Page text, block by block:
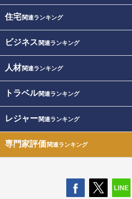
住宅関連ランキング
ビジネス 関連ランキング
人材関連ランキング
トラベル関連ランキング
レジャー関連ランキング
専門家評価関連ランキング